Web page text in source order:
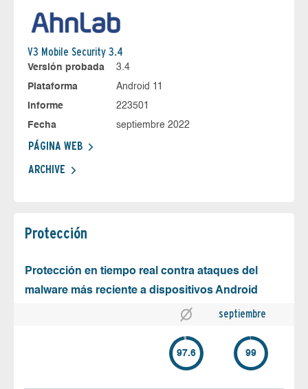
V3 Mobile Security 3.4
Versión probada
3.4
Plataforma
Android 11
Informe
223501
Fecha
septiembre 2022
PÁGINA WEB
ARCHIVE
Protección
Protección en tiempo real contra ataques del
malware más reciente a dispositivos Android
septiembre
97.6 99